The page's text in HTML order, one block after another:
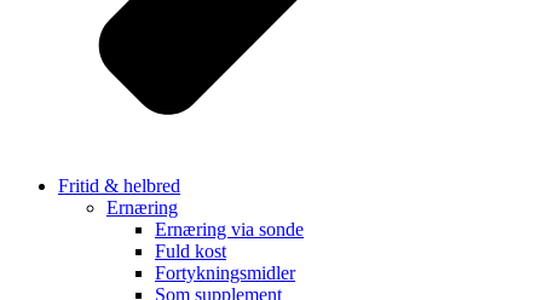
Fritid & helbred
Ernæring
Ernæring via sonde
Fuld kost
Fortykningsmidler
Som supplement